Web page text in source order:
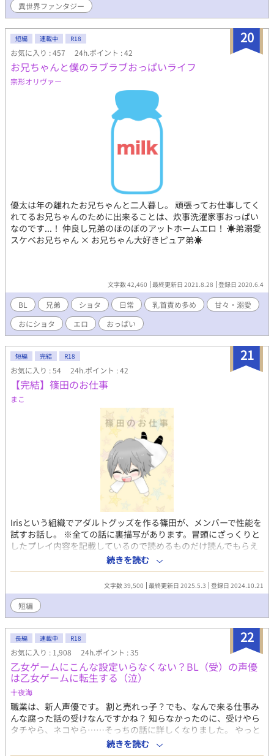
異世界ファンタジー
20
短編 連載中 R18
お気に入り : 457 24h.ポイント : 42
お兄ちゃんと僕のラブラブおっぱいライフ
宗形オリヴァー
優太は年の離れたお兄ちゃんと二人暮し。 頑張ってお仕事してく
れてるお兄ちゃんのために出来ることは、炊事洗濯家事おっぱい
なのです...！ 仲良し兄弟のほのぼのアットホームエロ！ ☀️弟溺愛
スケベお兄ちゃん × お兄ちゃん大好きピュア弟☀️
文字数 42,460 最終更新日 2021.8.28 登録日 2020.6.4
BL 兄弟 ショタ 日常 乳首責め多め
甘々・溺愛
おにショタ
エロ おっぱい
21
短編 完結 R18
お気に入り : 54 24h.ポイント : 42
【完結】篠田のお仕事
まこ
Irisという組織でアダルトグッズを作る篠田が、メンバーで性能を
試すお話し。 ※全ての話に裏描写があります。冒頭にざっくりと
したプレイ内容を記載しているので読めるものだけ読んでもらえ
れば幸いです。 含まれるプレイ内容 拘束/玩具/乳首責/電気/尿道
責/くすぐり/ドライオーガズム/羞恥/人形/放置/小スカ/睾丸責/連
続絶頂/目隠/耳責/脳イキ/前立腺責/貞操帯/へそ責/スライム/機械
姦etc. ※完結にしていますが、書きたくなったら突然番外編を書
く可能性があります。
続きを読む
文字数 39,500 最終更新日 2025.5.3 登録日 2024.10.21
短編
22
長編 連載中 R18
お気に入り : 1,908 24h.ポイント : 35
乙女ゲームにこんな設定いらなくない？BL（受）の声優
は乙女ゲームに転生する（泣）
十夜海
職業は、新人声優です。 割と売れっ子？でも、なんで来る仕事み
んな腐った話の受けなんですかね？ 知らなかったのに、受けやら
タチやら、ネコやら……そっちの話に詳しくなりました。 やっと
来た乙女ゲーム。 なのに、悪役令嬢の弟でBLの受けって、誰得
よ！ ファンサービス？なんでよ！ ちゃんと、乙女ゲームに徹し
続きを読む